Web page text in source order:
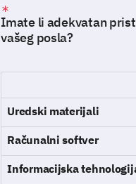
Imate li adekvatan
vašeg posla?
Uredski materijali
Računalni softver
Informacijska